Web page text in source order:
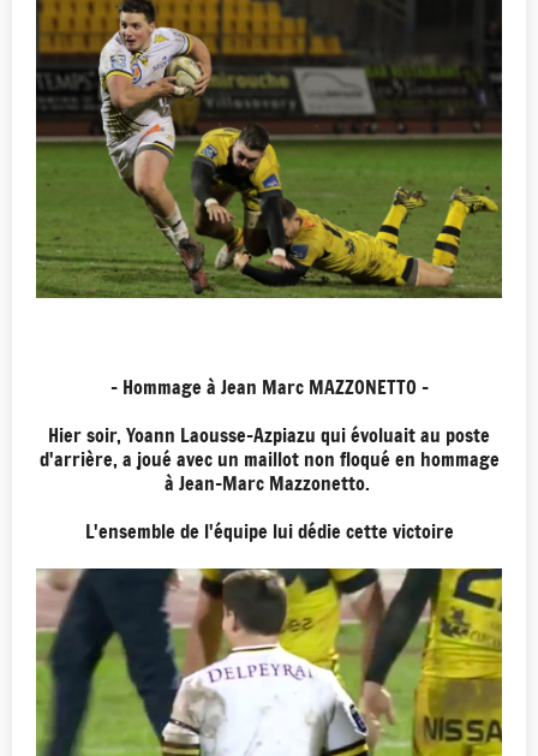
- Hommage à Jean Marc MAZZONETTO -
Hier soir, Yoann Laousse-Azpiazu qui évoluait au poste
d'arrière, a joué avec un maillot non floqué en hommage
à Jean-Marc Mazzonetto.
L'ensemble de l'équipe lui dédie cette victoire